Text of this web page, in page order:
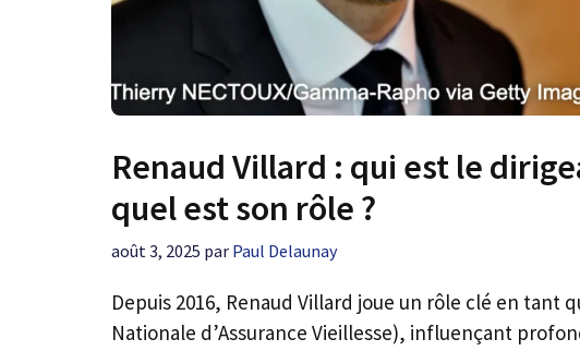
Renaud Villard : qui est le
quel est son rôle ?
août 3, 2025 par Paul Delaunay
Depuis 2016, Renaud Villard joue un rôle clé en tant
Nationale d’Assurance Vieillesse), influençant